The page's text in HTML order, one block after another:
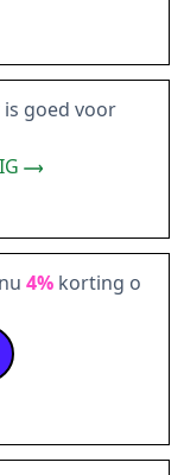
goed voor
4% korting o